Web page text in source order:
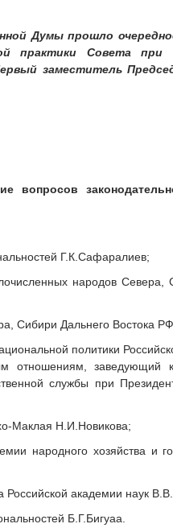
Думы прошло
практики Совета при
заместитель
вопросов
Г.К.Сафаралиев;
народов Севера,
Сибири Дальнего Востока
политики
отношениям, заведующий
службы при
Маклая Н.И.Новикова;
народного хозяйства и
Российской академии наук
Б.Г.Бигуаа.